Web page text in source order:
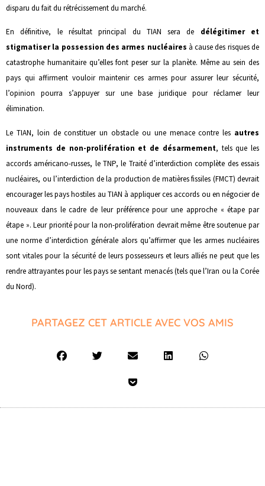
disparu du fait du rétrécissement du marché.
En définitive, le résultat principal du TIAN sera de délégitimer et
stigmatiser la possession des armes nucléaires à cause des risques de
catastrophe humanitaire qu’elles font peser sur la planète. Même au sein des
pays qui affirment vouloir maintenir ces armes pour assurer leur sécurité,
l’opinion pourra s’appuyer sur une base juridique pour réclamer leur
élimination.
Le TIAN, loin de constituer un obstacle ou une menace contre les autres
instruments de non-prolifération et de désarmement, tels que les
accords américano-russes, le TNP, le Traité d’interdiction complète des essais
nucléaires, ou l’interdiction de la production de matières fissiles (FMCT) devrait
encourager les pays hostiles au TIAN à appliquer ces accords ou en négocier de
nouveaux dans le cadre de leur préférence pour une approche « étape par
étape ». Leur priorité pour la non-prolifération devrait même être soutenue par
une norme d’interdiction générale alors qu’affirmer que les armes nucléaires
sont vitales pour la sécurité de leurs possesseurs et leurs alliés ne peut que les
rendre attrayantes pour les pays se sentant menacés (tels que l’Iran ou la Corée
du Nord).
PARTAGEZ CET ARTICLE AVEC VOS AMIS